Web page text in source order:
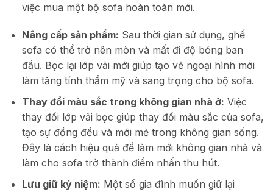
việc mua một bộ sofa hoàn toàn mới.
Nâng cấp sản phẩm: Sau thời gian sử dụng, ghế
sofa có thể trở nên mòn và mất đi độ bóng ban
đầu. Bọc lại lớp vải mới giúp tạo vẻ ngoại hình mới
làm tăng tính thẩm mỹ và sang trọng cho bộ sofa.
Thay đổi màu sắc trong không gian nhà ở: Việc
thay đổi lớp vải bọc giúp thay đổi màu sắc của sofa,
tạo sự đồng đều và mới mẻ trong không gian sống.
Đây là cách hiệu quả để làm mới không gian nhà và
làm cho sofa trở thành điểm nhấn thu hút.
Lưu giữ kỷ niệm: Một số gia đình muốn giữ lại